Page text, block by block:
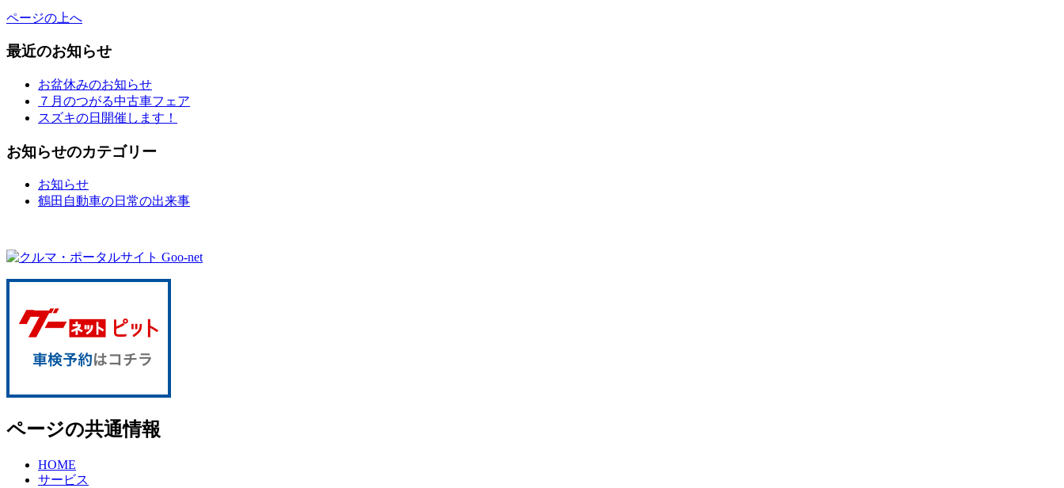
ページの上へ
最近のお知らせ
お盆休みのお知らせ
７月のつがる中古車フェア
スズキの日開催します！
お知らせのカテゴリー
お知らせ
鶴田自動車の日常の出来事
ページの共通情報
HOME
サービス